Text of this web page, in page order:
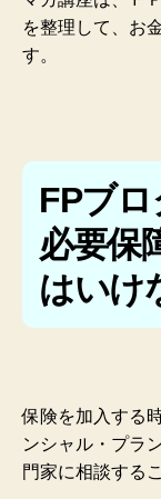
を整理して、お
す。
FPブ
必要保
はいけ
保険を加入する
ンシャル・プラ
門家に相談する